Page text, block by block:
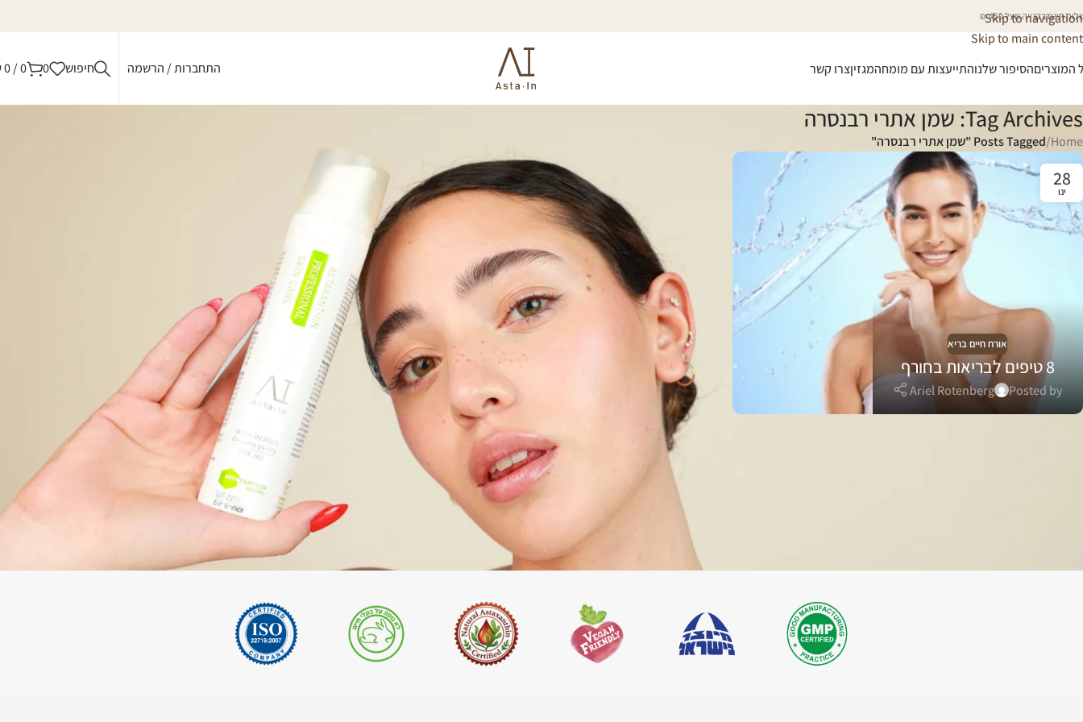
Skip to navigation
Skip to main content
חינם בקנייה מעל 450 ₪
המוצריםהסיפור שלנוהתייעצות עם מומחהמגזיןצרו קשר התחברות / הרשמה חיפוש 0
0
/
0
Tag Archives: שמן אתרי רבנסרה
Home
/Posts Tagged "שמן אתרי רבנסרה"
28
ינו
אורח חיים בריא
8 טיפים לבריאות בחורף
Posted by
Ariel Rotenberg